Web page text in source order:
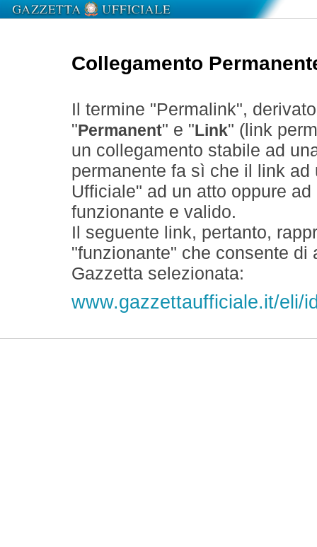
Collegamento
Il termine "Permalink",
" Permanent" e " Link" (link
un collegamento stabile ad
permanente fa sì che il link
Ufficiale" ad un atto oppure
funzionante e valido.
Il seguente link, pertanto,
"funzionante" che consente
Gazzetta selezionata:
www.gazzettaufficiale.it/eli/